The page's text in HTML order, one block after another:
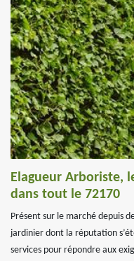
Elagueur Arboriste,
dans tout le 72170
Présent sur le marché depuis
jardinier dont la réputation
services pour répondre aux